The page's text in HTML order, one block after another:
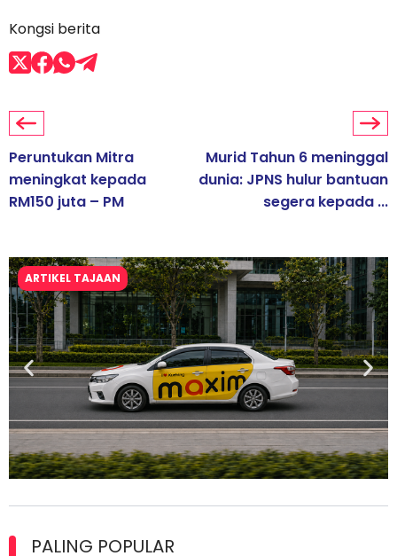
Kongsi berita
Peruntukan Mitra
meningkat kepada
RM150 juta – PM
Murid Tahun 6 meninggal
dunia: JPNS hulur bantuan
segera kepada ...
ARTIKEL TAJAAN
lesen separuh pertama 2026
PALING POPULAR